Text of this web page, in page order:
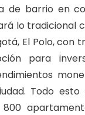
de barrio en
lo tradicional
El Polo, con
para
Todo
800